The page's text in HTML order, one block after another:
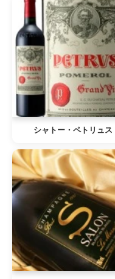
シャトー・ペトリュス